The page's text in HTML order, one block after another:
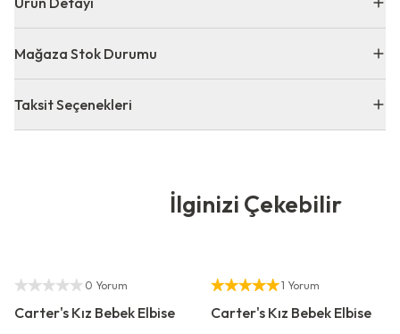
Mağaza Stok Durumu
Taksit Seçenekleri
İlginizi Çekebilir
Yetkili Satıcı
0 Yorum
Carter's Kız Bebek Elbise
Yetkili Satıcı
1 Yorum
Carter's Kız Bebek Elbise